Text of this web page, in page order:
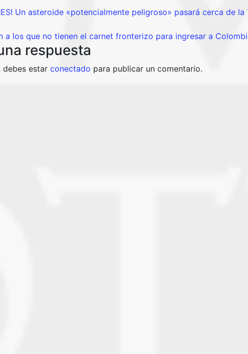
navigation
Un asteroide «potencialmente peligroso» pasará cerca de la
a los que no tienen el carnet fronterizo para ingresar a
respuesta
debes estar conectado para publicar un comentario.